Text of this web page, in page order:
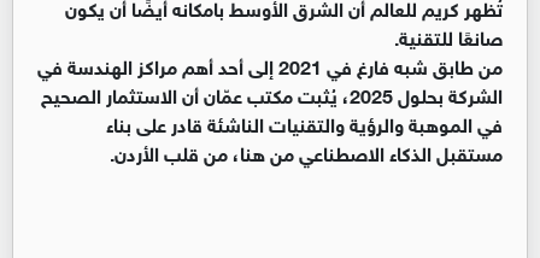
تُظهر كريم للعالم أن الشرق الأوسط بامكانه أيضًا أن يكون
صانعًا للتقنية.
من طابق شبه فارغ في 2021 إلى أحد أهم مراكز الهندسة في
الشركة بحلول 2025، يُثبت مكتب عمّان أن الاستثمار الصحيح
في الموهبة والرؤية والتقنيات الناشئة قادر على بناء
مستقبل الذكاء الاصطناعي من هنا، من قلب الأردن.